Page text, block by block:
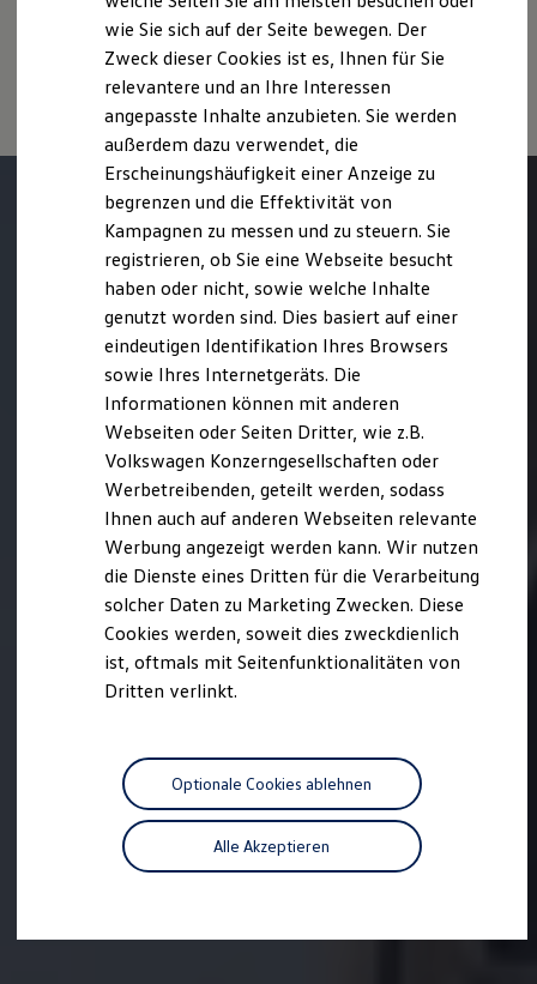
Digitales Bordbuch
Fahrerassistenz- und Sicherheitssysteme
Kontrollleuchten
Batterieverordnung
XTL-Dieselkraftstoff
Ersatzteile und Betriebsflüssigkeiten
Original Zubehör und Lifestyle Produkte
myVolkswagen
myVolkswagen Business
Elektrisch & Autonom
Elektro - & Hybridfahrzeuge
Unser Ansatz
Klimafreundlicher Strom
Reichweite & Ladelösungen
Reichweitensimulator
Ladezeitensimulator
Ladelösungen für Privatkunden
Ladelösungen für Gewerbekunden
Bidirektionales Laden
Förderung & Kosten der Elektrofahrzeuge
Fördermöglichkeiten für Privatkunden
Kostensimulator
Autonomes Fahren
Mehr zum ID. Buzz
California Welt
California Club
California Magazin & Ratgeber
California Reisen & Erlebnisse
California App
California Lifestyle & Zubehör
Übernachten im California
Unternehmen
Karriere im Autohaus
werden, der an allen Verkaufsstellen und bei der DAT
Deutsche Automobil Treuhand GmbH, Hellmuth-Hirth-Str. 1, D-
73760 Ostfildern oder unterwww.dat.de/co2
wie Sie sich auf der Seite bewegen. Der
Zweck dieser Cookies ist es, Ihnen für Sie
relevantere und an Ihre Interessen
angepasste Inhalte anzubieten. Sie werden
außerdem dazu verwendet, die
Erscheinungshäufigkeit einer Anzeige zu
begrenzen und die Effektivität von
Kampagnen zu messen und zu steuern. Sie
registrieren, ob Sie eine Webseite besucht
haben oder nicht, sowie welche Inhalte
genutzt worden sind. Dies basiert auf einer
eindeutigen Identifikation Ihres Browsers
sowie Ihres Internetgeräts. Die
Informationen können mit anderen
Webseiten oder Seiten Dritter, wie z.B.
Volkswagen Konzerngesellschaften oder
Werbetreibenden, geteilt werden, sodass
Ihnen auch auf anderen Webseiten relevante
Werbung angezeigt werden kann. Wir nutzen
die Dienste eines Dritten für die Verarbeitung
solcher Daten zu Marketing Zwecken. Diese
Cookies werden, soweit dies zweckdienlich
ist, oftmals mit Seitenfunktionalitäten von
Dritten verlinkt.
Alle Akzeptieren
Optionale Cookies ablehnen